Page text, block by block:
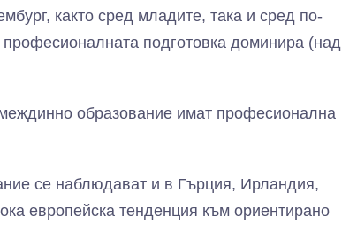
както сред младите, така и сред по-
подготовка доминира (над
образование имат професионална
се наблюдават и в Гърция, Ирландия,
европейска тенденция към ориентирано